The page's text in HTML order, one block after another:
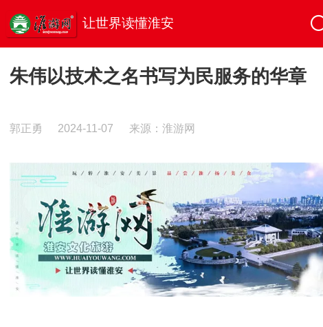
让世界读懂淮安
朱伟以技术之名书写为民服务的华章
郭正勇 2024-11-07 来源：淮游网